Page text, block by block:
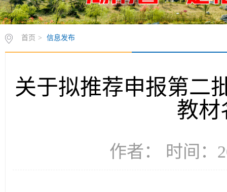
首页 > 信息发布
关于拟推荐申报第二
教材
作者： 时间：